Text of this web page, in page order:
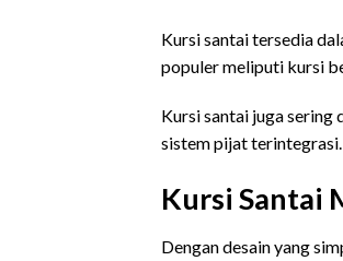
Kursi santai tersedia
populer meliputi kursi
Kursi santai juga sering
sistem pijat
Kursi Santai
Dengan desain yang